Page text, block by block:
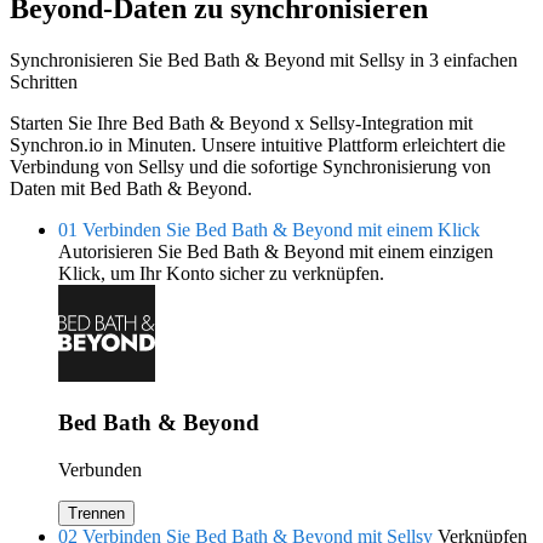
Beyond-Daten zu synchronisieren
Synchronisieren Sie Bed Bath & Beyond mit Sellsy in 3 einfachen
Schritten
Starten Sie Ihre Bed Bath & Beyond x Sellsy-Integration mit
Synchron.io in Minuten. Unsere intuitive Plattform erleichtert die
Verbindung von Sellsy und die sofortige Synchronisierung von
Daten mit Bed Bath & Beyond.
01 Verbinden Sie Bed Bath & Beyond mit einem Klick
Autorisieren Sie Bed Bath & Beyond mit einem einzigen
Klick, um Ihr Konto sicher zu verknüpfen.
Bed Bath & Beyond
Verbunden
Trennen
02 Verbinden Sie Bed Bath & Beyond mit Sellsy Verknüpfen